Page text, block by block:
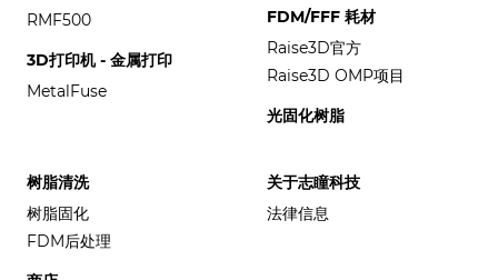
RMF500
3D打印机 - 金属打印
MetalFuse
FDM/FFF 耗材
Raise3D官方
Raise3D OMP项目
光固化树脂
树脂清洗
树脂固化
FDM后处理
关于志瞳科技
法律信息